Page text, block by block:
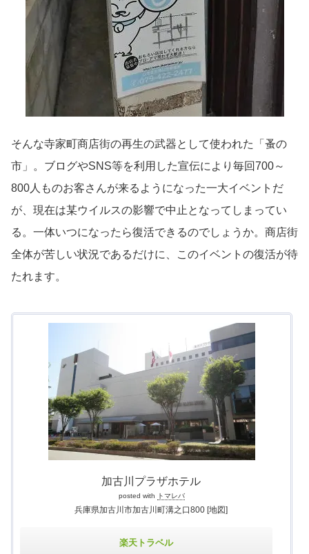
そんな寺家町商店街の再生の武器として使われた「蚤の
市」。ブログやSNS等を利用した宣伝により毎回700～
800人ものお客さんが来るようになった一大イベントだ
が、現在は某ウイルスの影響で中止となってしまってい
る。一体いつになったら復活できるのでしょうか。商店街
全体が苦しい状況であるだけに、このイベントの復活が待
たれます。
加古川プラザホテル
posted with トマレバ
兵庫県加古川市加古川町溝之口800[地図]
楽天トラベル